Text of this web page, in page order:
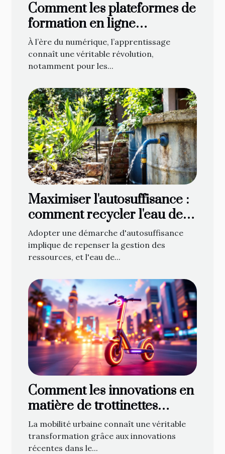
Comment les plateformes de
formation en ligne
transforment-elles
l'apprentissage des
entrepreneurs ?
À l’ère du numérique, l’apprentissage
connaît une véritable révolution,
notamment pour les...
Maximiser l'autosuffisance :
comment recycler l'eau de
pluie ?
Adopter une démarche d'autosuffisance
implique de repenser la gestion des
ressources, et l'eau de...
Comment les innovations en
matière de trottinettes
électriques influencent la
mobilité urbaine ?
La mobilité urbaine connaît une véritable
transformation grâce aux innovations
récentes dans le...